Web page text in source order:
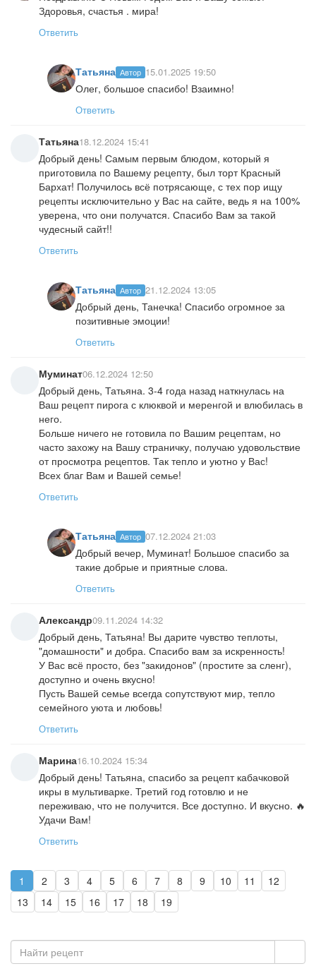
Здоровья, счастья . мира!
Ответить
Татьяна Автор 15.01.2025 19:50
Олег, большое спасибо! Взаимно!
Ответить
Татьяна18.12.2024 15:41
Добрый день! Самым первым блюдом, который я
приготовила по Вашему рецепту, был торт Красный
Бархат! Получилось всё потрясающе, с тех пор ищу
рецепты исключительно у Вас на сайте, ведь я на 100%
уверена, что они получатся. Спасибо Вам за такой
чудесный сайт!!
Ответить
Татьяна Автор 21.12.2024 13:05
Добрый день, Танечка! Спасибо огромное за
позитивные эмоции!
Ответить
Муминат06.12.2024 12:50
Добрый день, Татьяна. 3-4 года назад наткнулась на
Ваш рецепт пирога с клюквой и меренгой и влюбилась в
него.
Больше ничего не готовила по Вашим рецептам, но
часто захожу на Вашу страничку, получаю удовольствие
от просмотра рецептов. Так тепло и уютно у Вас!
Всех благ Вам и Вашей семье!
Ответить
Татьяна Автор 07.12.2024 21:03
Добрый вечер, Муминат! Большое спасибо за
такие добрые и приятные слова.
Ответить
Александр09.11.2024 14:32
Добрый день, Татьяна! Вы дарите чувство теплоты,
"домашности" и добра. Спасибо вам за искренность!
У Вас всё просто, без "закидонов" (простите за сленг),
доступно и очень вкусно!
Пусть Вашей семье всегда сопутствуют мир, тепло
семейного уюта и любовь!
Ответить
Марина16.10.2024 15:34
Добрый день! Татьяна, спасибо за рецепт кабачковой
икры в мультиварке. Третий год готовлю и не
переживаю, что не получится. Все доступно. И вкусно. 🔥
Удачи Вам!
Ответить
1 2 3 4 5 6 7 8 9 10 11
12
13
14 15 16 17 18 19